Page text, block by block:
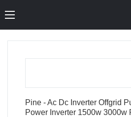
Pine - Ac Dc Inverter Offgrid
Power Inverter 1500w 3000w